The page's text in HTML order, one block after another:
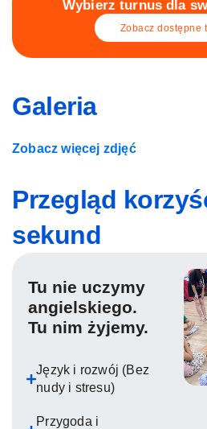
Wybierz turnus dla
Zobacz dostępne
Galeria
Zobacz więcej zdjęć
Przegląd
sekund
Tu nie uczymy
angielskiego.
Tu nim żyjemy.
Język i rozwój (Bez
nudy i stresu)
Przygoda i